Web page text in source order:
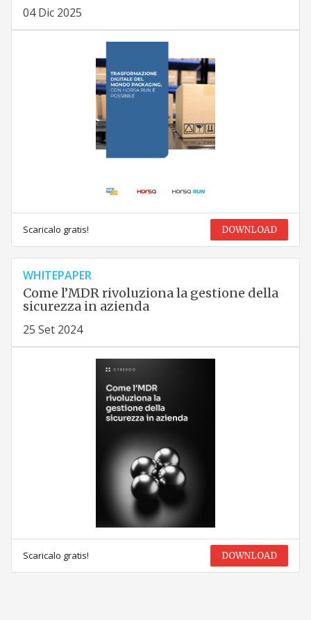
04 Dic 2025
Scaricalo gratis! DOWNLOAD
WHITEPAPER
Come l’MDR rivoluziona la gestione della
sicurezza in azienda
25 Set 2024
Scaricalo gratis! DOWNLOAD